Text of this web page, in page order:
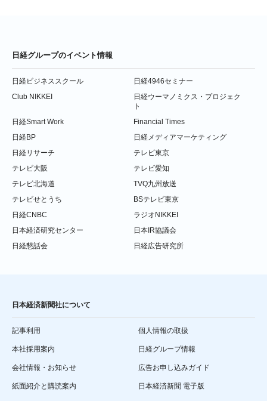
日経グループのイベント情報
日経ビジネススクール
日経4946セミナー
Club NIKKEI
日経ウーマノミクス・プロジェク
ト
日経Smart Work
Financial Times
日経BP
日経メディアマーケティング
日経リサーチ
テレビ東京
テレビ大阪
テレビ愛知
テレビ北海道
TVQ九州放送
テレビせとうち
BSテレビ東京
日経CNBC
ラジオNIKKEI
日本経済研究センター
日本IR協議会
日経懇話会
日経広告研究所
日本経済新聞社について
記事利用 個人情報の取扱
本社採用案内 日経グループ情報
会社情報・お知らせ 広告お申し込みガイド
紙面紹介と購読案内 日本経済新聞 電子版